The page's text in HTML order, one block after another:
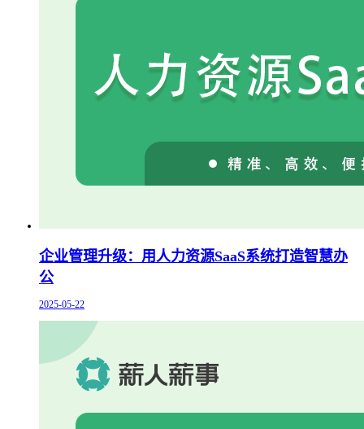
企业管理升级：用人力资源SaaS系统打造智慧办
公
2025-05-22